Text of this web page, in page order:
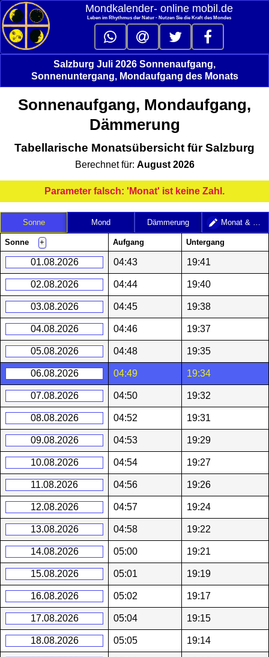
Mondkalender‑ online mobil.de
Leben im Rhythmus der Natur - Nutzen Sie die Kraft des Mondes
Salzburg Juli 2026 Sonnenaufgang,
Sonnenuntergang, Mondaufgang des Monats
Sonnenaufgang, Mondaufgang,
Dämmerung
Tabellarische Monatsübersicht für Salzburg
Berechnet für: August 2026
Parameter falsch: 'Monat' ist keine Zahl.
Sonne Mond Dämmerung
+
Sonne Aufgang Untergang
01.08.2026 04:43 19:41
02.08.2026 04:44 19:40
03.08.2026 04:45 19:38
04.08.2026 04:46 19:37
05.08.2026 04:48 19:35
06.08.2026 04:49 19:34
07.08.2026 04:50 19:32
08.08.2026 04:52 19:31
09.08.2026 04:53 19:29
10.08.2026 04:54 19:27
11.08.2026 04:56 19:26
12.08.2026 04:57 19:24
13.08.2026 04:58 19:22
14.08.2026 05:00 19:21
15.08.2026 05:01 19:19
16.08.2026 05:02 19:17
17.08.2026 05:04 19:15
18.08.2026 05:05 19:14